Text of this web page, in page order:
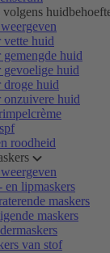
vette huid
gemengde huid
gevoelige huid
droge huid
onzuivere huid
roodheid
en lipmaskers
maskers
maskers
van stof